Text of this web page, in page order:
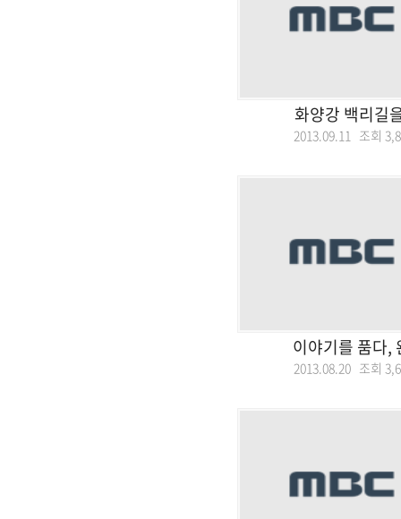
화양강 백리길
2013.09.11 조회
이야기를 품다,
2013.08.20 조회